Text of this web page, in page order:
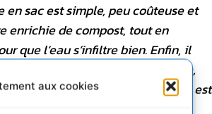
aux cookies
sac est simple, peu coûteuse et
enrichie de compost, tout en
que l’eau s’infiltre bien. Enfin, il
l’alimentation. A Kibera,
Le moindre recoin du bidonville est
de 6 personnes